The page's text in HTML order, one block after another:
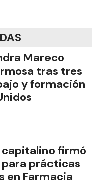
Mareco
tras tres
y formación
capitalino firmó
para prácticas
en Farmacia